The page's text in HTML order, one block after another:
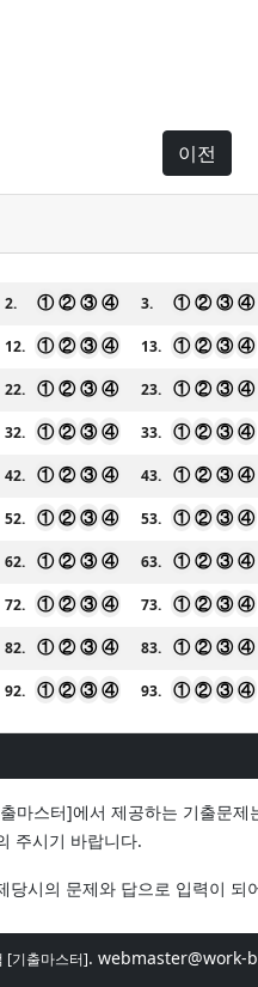
이전
2. ① ② ③ ④ 3. ① ② ③ ④
12. ① ② ③ ④ 13. ① ② ③ ④
22. ① ② ③ ④ 23. ① ② ③ ④
32. ① ② ③ ④ 33. ① ② ③ ④
42. ① ② ③ ④ 43. ① ② ③ ④
52. ① ② ③ ④ 53. ① ② ③ ④
62. ① ② ③ ④ 63. ① ② ③ ④
72. ① ② ③ ④ 73. ① ② ③ ④
82. ① ② ③ ④ 83. ① ② ③ ④
92. ① ② ③ ④ 93. ① ② ③ ④
마스터]에서 제공하는 기출문
주시기 바랍니다.
시의 문제와 답으로 입력이 되
[기출마스터]. webmaster@work-